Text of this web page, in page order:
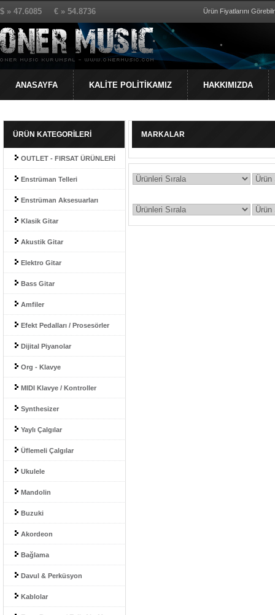
$ » 47.6085 € » 54.8736 Ürün Fiyatlarını
ANASAYFA KALİTE POLİTİKAMIZ HAKKIMIZDA
ÜRÜN KATEGORİLERİ
OUTLET - FIRSAT ÜRÜNLERİ
Enstrüman Telleri
Enstrüman Aksesuarları
Klasik Gitar
Akustik Gitar
Elektro Gitar
Bass Gitar
Amfiler
Efekt Pedalları / Prosesörler
Dijital Piyanolar
Org - Klavye
MIDI Klavye / Kontroller
Synthesizer
Yaylı Çalgılar
Üflemeli Çalgılar
Ukulele
Mandolin
Buzuki
Akordeon
Bağlama
Davul & Perküsyon
Kablolar
MARKALAR